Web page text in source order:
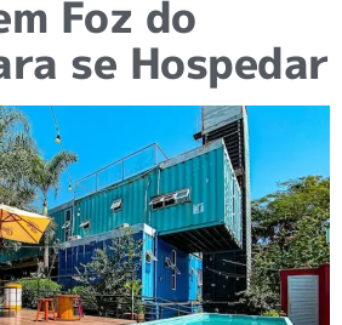
Foz do
se Hospedar